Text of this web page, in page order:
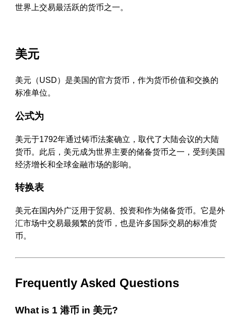
世界上交易最活跃的货币之一。
美元
美元（USD）是美国的官方货币，作为货币价值和交换的
标准单位。
公式为
美元于1792年通过铸币法案确立，取代了大陆会议的大陆
货币。此后，美元成为世界主要的储备货币之一，受到美国
经济增长和全球金融市场的影响。
转换表
美元在国内外广泛用于贸易、投资和作为储备货币。它是外
汇市场中交易最频繁的货币，也是许多国际交易的标准货
币。
Frequently Asked Questions
What is 1 港币 in 美元?